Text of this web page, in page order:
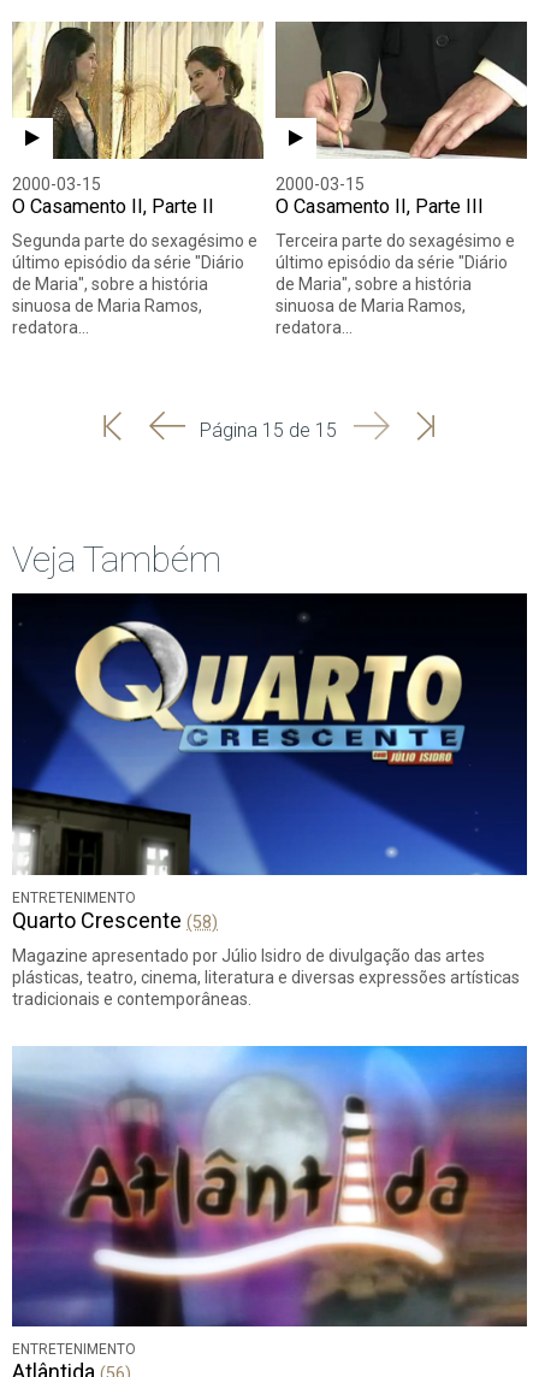
2000-03-15
O Casamento II, Parte II
Segunda parte do sexagésimo e
último episódio da série "Diário
de Maria", sobre a história
sinuosa de Maria Ramos,
redatora…
2000-03-15
O Casamento II, Parte III
Terceira parte do sexagésimo e
último episódio da série "Diário
de Maria", sobre a história
sinuosa de Maria Ramos,
redatora…
'
'
Página 15 de 15 SeguinteÚltima
Veja Também
ENTRETENIMENTO
Quarto Crescente (58)
Magazine apresentado por Júlio Isidro de divulgação das artes
plásticas, teatro, cinema, literatura e diversas expressões artísticas
tradicionais e contemporâneas.
ENTRETENIMENTO
Atlântida